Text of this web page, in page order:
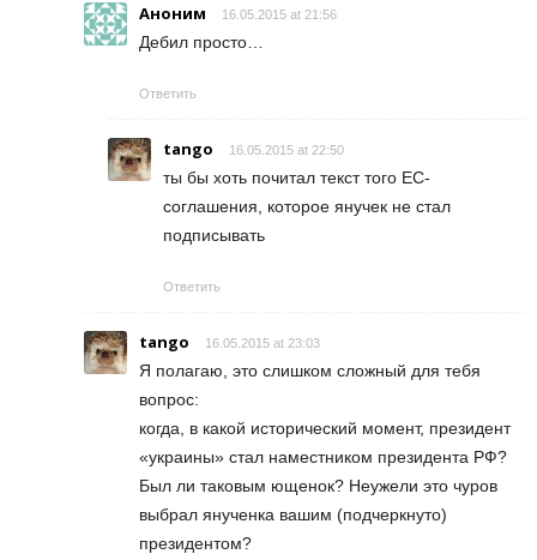
Аноним 16.05.2015 at 21:56
Дебил просто…
Ответить
tango 16.05.2015 at 22:50
ты бы хоть почитал текст того ЕС-
соглашения, которое янучек не стал
подписывать
Ответить
tango 16.05.2015 at 23:03
Я полагаю, это слишком сложный для тебя
вопрос:
когда, в какой исторический момент, президент
«украины» стал наместником президента РФ?
Был ли таковым ющенок? Неужели это чуров
выбрал янученка вашим (подчеркнуто)
президентом?